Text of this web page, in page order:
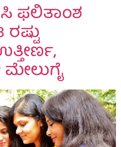
ಫಲಿತಾಂಶ
ರಷ್ಟು